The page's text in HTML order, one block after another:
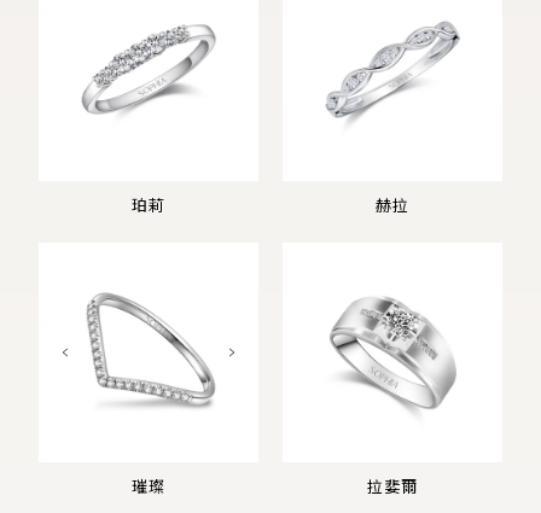
珀莉 赫拉
璀璨 拉婓爾